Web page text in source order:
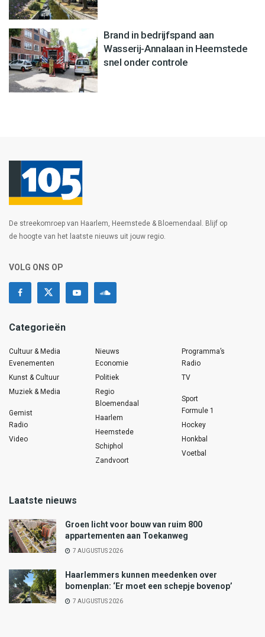
Brand in bedrijfspand aan
Wasserij-Annalaan in Heemstede
snel onder controle
De streekomroep van Haarlem, Heemstede & Bloemendaal. Blijf op
de hoogte van het laatste nieuws uit jouw regio.
VOLG ONS OP
Categorieën
Cultuur & Media
Evenementen
Kunst & Cultuur
Muziek & Media
Gemist
Radio
Video
Nieuws
Economie
Politiek
Regio
Bloemendaal
Haarlem
Heemstede
Schiphol
Zandvoort
Programma’s
Radio
TV
Sport
Formule 1
Hockey
Honkbal
Voetbal
Laatste nieuws
Groen licht voor bouw van ruim 800
appartementen aan Toekanweg
7 AUGUSTUS 2026
Haarlemmers kunnen meedenken over
bomenplan: ‘Er moet een schepje bovenop’
7 AUGUSTUS 2026